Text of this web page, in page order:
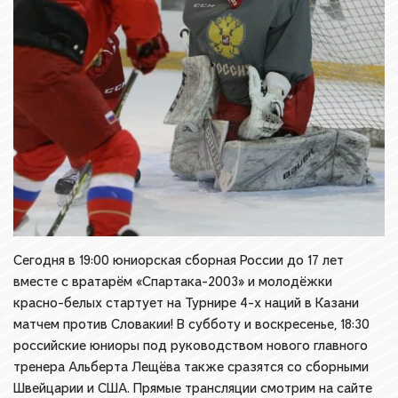
Сегодня в 19:00 юниорская сборная России до 17 лет
вместе с вратарём «Спартака-2003» и молодёжки
красно-белых стартует на Турнире 4-х наций в Казани
матчем против Словакии! В субботу и воскресенье, 18:30
российские юниоры под руководством нового главного
тренера Альберта Лещёва также сразятся со сборными
Швейцарии и США. Прямые трансляции смотрим на сайте